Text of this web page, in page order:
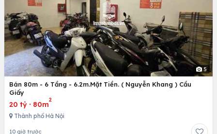
5
Bán 80m - 6 Tầng - 6.2m.Mặt Tiền. ( Nguyễn Khang ) Cầu
Giấy
20 tỷ · 80m
2
Thành phố Hà Nội
10 giờ trước